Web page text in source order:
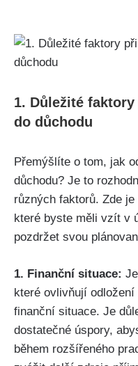
1. Důležité
do důchodu
Přemýšlíte o tom, jak
důchodu? Je to
různých faktorů. Zde
které byste měli vzít v
pozdržet svou
1. Finanční situace:
které ovlivňují odložení
finanční situace. Je
dostatečné úspory,
během rozšířeného